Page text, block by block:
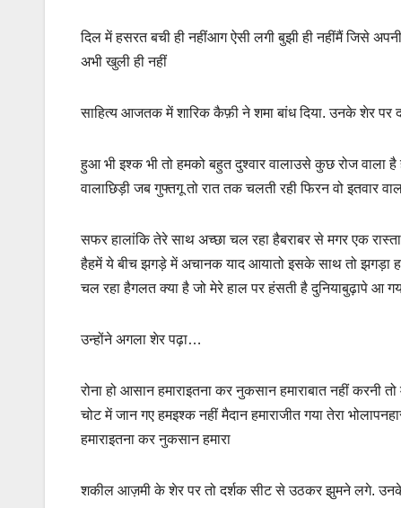
दिल में हसरत बची ही नहींआग ऐसी लगी बुझी ही नहींमैं जिसे
अभी खुली ही नहीं
साहित्य आजतक में शारिक कैफ़ी ने शमा बांध दिया. उनके शेर पर
हुआ भी इश्क भी तो हमको बहुत दुश्वार वालाउसे कुछ रोज वाला
वालाछिड़ी जब गुफ्तगू तो रात तक चलती रही फिरन वो इतवार
सफर हालांकि तेरे साथ अच्छा चल रहा हैबराबर से मगर एक
हैहमें ये बीच झगड़े में अचानक याद आयातो इसके साथ तो झगड़ा
चल रहा हैगलत क्या है जो मेरे हाल पर हंसती है दुनियाबुढ़ापे आ
उन्होंने अगला शेर पढ़ा…
रोना हो आसान हमाराइतना कर नुकसान हमाराबात नहीं करनी
चोट में जान गए हमइश्क नहीं मैदान हमाराजीत गया तेरा
हमाराइतना कर नुकसान हमारा
शकील आज़मी के शेर पर तो दर्शक सीट से उठकर झुमने लगे.